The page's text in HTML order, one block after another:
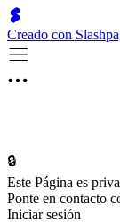
Creado con
🔒
Este Página es
Ponte en contacto
Iniciar sesión